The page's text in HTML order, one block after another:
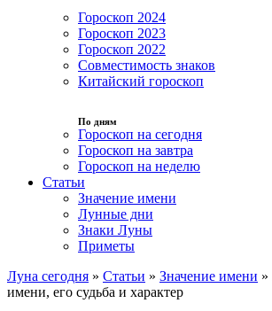
Гороскоп 2024
Гороскоп 2023
Гороскоп 2022
Совместимость знаков
Китайский гороскоп
По дням
Гороскоп на сегодня
Гороскоп на завтра
Гороскоп на неделю
Статьи
Значение имени
Лунные дни
Знаки Луны
Приметы
Луна сегодня » Статьи » Значение имени »
имени, его судьба и характер